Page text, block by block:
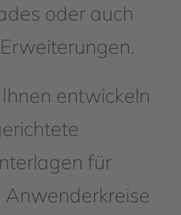
oder auch
entwickeln
für